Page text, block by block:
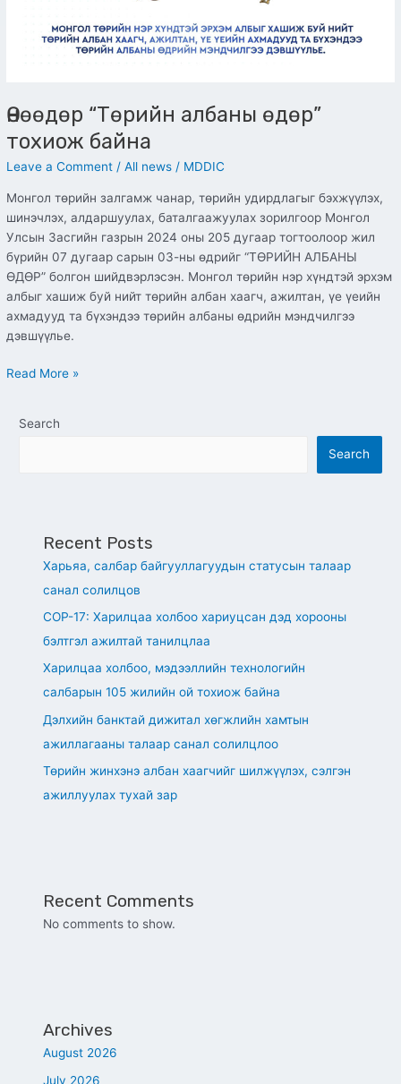
Өнөөдөр “Төрийн албаны өдөр”
тохиож байна
Leave a Comment /All news / MDDIC
Монгол төрийн залгамж чанар, төрийн удирдлагыг бэхжүүлэх,
шинэчлэх, алдаршуулах, баталгаажуулах зорилгоор Монгол
Улсын Засгийн газрын 2024 оны 205 дугаар тогтоолоор жил
бүрийн 07 дугаар сарын 03-ны өдрийг “ТӨРИЙН АЛБАНЫ
ӨДӨР” болгон шийдвэрлэсэн. Монгол төрийн нэр хүндтэй эрхэм
албыг хашиж буй нийт төрийн албан хаагч, ажилтан, үе үеийн
ахмадууд та бүхэндээ төрийн албаны өдрийн мэндчилгээ
дэвшүүлье.
Read More »
Search
Search
Recent Posts
Харьяа, салбар байгууллагуудын статусын талаар
санал солилцов
СОР-17: Харилцаа холбоо хариуцсан дэд хорооны
бэлтгэл ажилтай танилцлаа
Харилцаа холбоо, мэдээллийн технологийн
салбарын 105 жилийн ой тохиож байна
Дэлхийн банктай дижитал хөгжлийн хамтын
ажиллагааны талаар санал солилцлоо
Төрийн жинхэнэ албан хаагчийг шилжүүлэх, сэлгэн
ажиллуулах тухай зар
Recent Comments
No comments to show.
Archives
August 2026
July 2026